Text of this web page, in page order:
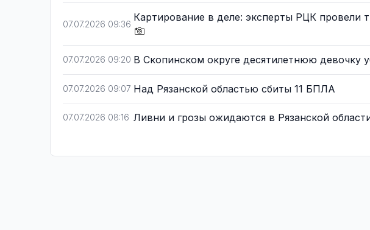
07.07.2026 09:36
Картирование в деле: эксперты РЦК провели
07.07.2026 09:20 В Скопинском округе десятилетнюю девочку
07.07.2026 09:07 Над Рязанской областью сбиты 11 БПЛА
07.07.2026 08:16 Ливни и грозы ожидаются в Рязанской